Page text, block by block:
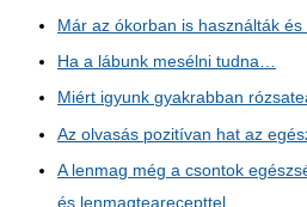
Már az ókorban is használták
Ha a lábunk mesélni tudna…
Miért igyunk gyakrabban
Az olvasás pozitívan hat az
A lenmag még a csontok
és lenmagtearecepttel